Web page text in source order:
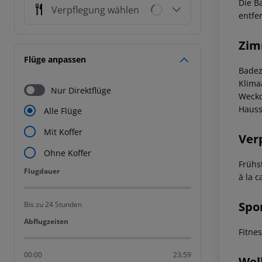
Verpflegung wählen
Flüge anpassen
Nur Direktflüge
Alle Flüge
Mit Koffer
Ohne Koffer
Flugdauer
Flugdauer
Bis zu 24 Stunden
Abflugzeiten
Abflugzeiten
00:00 23:59
Die
à la